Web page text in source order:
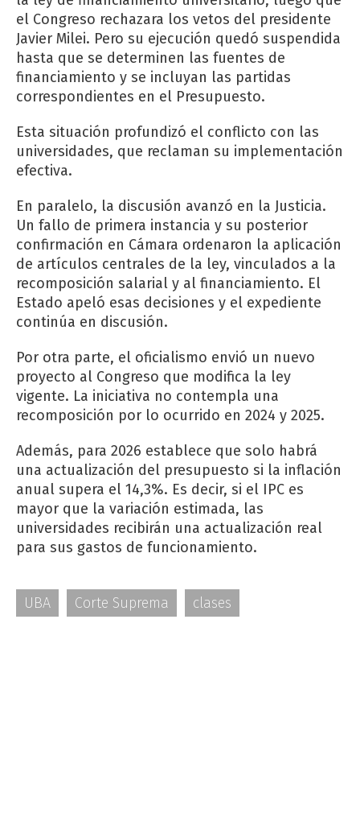
el Congreso rechazara los vetos del presidente
Javier Milei. Pero su ejecución quedó suspendida
hasta que se determinen las fuentes de
financiamiento y se incluyan las partidas
correspondientes en el Presupuesto.
Esta situación profundizó el conflicto con las
universidades, que reclaman su implementación
efectiva.
En paralelo, la discusión avanzó en la Justicia.
Un fallo de primera instancia y su posterior
confirmación en Cámara ordenaron la aplicación
de artículos centrales de la ley, vinculados a la
recomposición salarial y al financiamiento. El
Estado apeló esas decisiones y el expediente
continúa en discusión.
Por otra parte, el oficialismo envió un nuevo
proyecto al Congreso que modifica la ley
vigente. La iniciativa no contempla una
recomposición por lo ocurrido en 2024 y 2025.
Además, para 2026 establece que solo habrá
una actualización del presupuesto si la inflación
anual supera el 14,3%. Es decir, si el IPC es
mayor que la variación estimada, las
universidades recibirán una actualización real
para sus gastos de funcionamiento.
UBA Corte Suprema clases